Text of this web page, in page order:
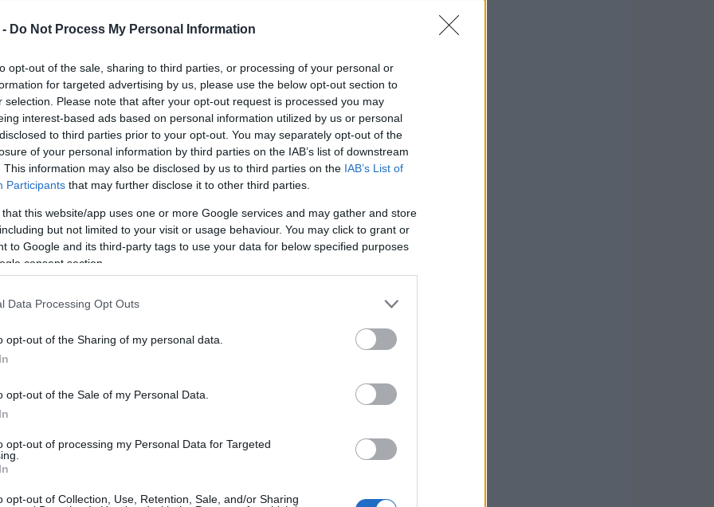
Do Not Process My Personal Information
opt-out of the sale, sharing to third parties, or processing of your personal or
for targeted advertising by us, please use the below opt-out section to
selection. Please note that after your opt-out request is processed you may
interest-based ads based on personal information utilized by us or personal
to third parties prior to your opt-out. You may separately opt-out of the
of your personal information by third parties on the IAB’s list of downstream
This information may also be disclosed by us to third parties on the IAB’s List of
Participants that may further disclose it to other third parties.
that this website/app uses one or more Google services and may gather and store
but not limited to your visit or usage behaviour. You may click to grant or
to Google and its third-party tags to use your data for below specified purposes
consent section.
Data Processing Opt Outs
opt-out of the Sharing of my personal data.
opt-out of the Sale of my Personal Data.
opt-out of processing my Personal Data for Targeted
opt-out of Collection, Use, Retention, Sale, and/or Sharing
riguardo ai suoi contenuti e alle sue
per alcune tipologie di cani a tutela del
è l’introduzione della
a causa di gestioni inadeguate da
si basa su criteri che possono risultare
conto delle condizioni individuali di ciascun